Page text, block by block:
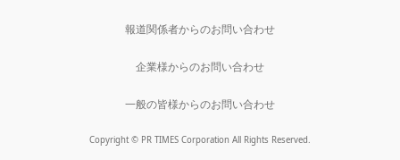
報道関係者からのお問い合わせ
企業様からのお問い合わせ
一般の皆様からのお問い合わせ
Copyright © PR TIMES Corporation All Rights Reserved.